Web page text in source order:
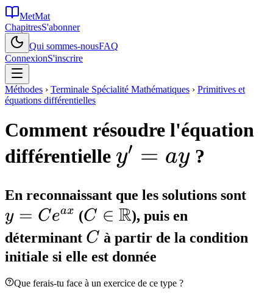
MetMat
ChapitresS'abonner
Qui sommes-nousFAQ
ConnexionS'inscrire
Méthodes › Terminale Spécialité Mathématiques › Primitives et
équations différentielles
Comment résoudre l'équation
différentielle y'
ay
y′ = ay ?
En reconnaissant que les solutions sont
y = Ceax (C \in
\mathbb{R}
C ∈ R), puis en
déterminant C
C à partir de la condition
initiale si elle est donnée
Que ferais-tu face à un exercice de ce type ?